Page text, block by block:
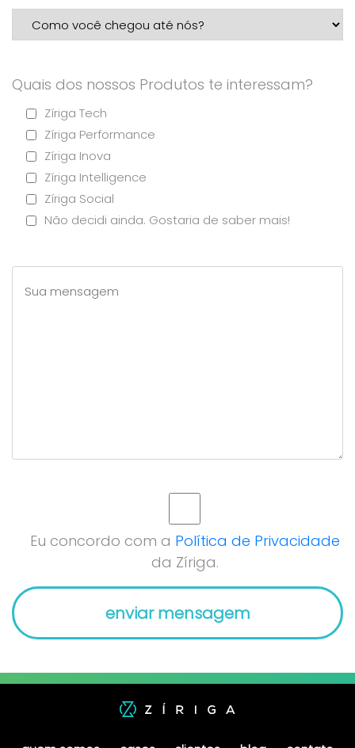
Quais dos nossos Produtos te interessam?
Zíriga Tech
Zíriga Performance
Zíriga Inova
Zíriga Intelligence
Zíriga Social
Não decidi ainda. Gostaria de saber mais!
Eu concordo com a Política de Privacidade
da Zíriga.